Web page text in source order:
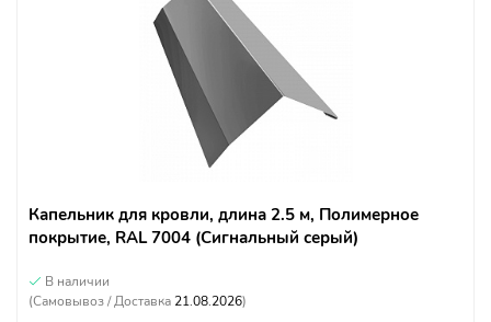
Капельник для кровли, длина 2.5 м, Полимерное
покрытие, RAL 7004 (Сигнальный серый)
В наличии
(Самовывоз / Доставка 21.08.2026)